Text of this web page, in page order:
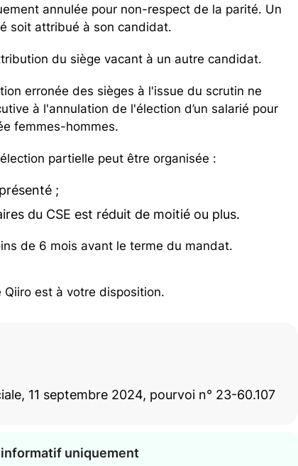
annulée pour non-respect de la parité. Un
soit attribué à son candidat.
du siège vacant à un autre candidat.
erronée des sièges à l'issue du scrutin ne
à l'annulation de l'élection d’un salarié pour
femmes-hommes.
partielle peut être organisée :
;
du CSE est réduit de moitié ou plus.
de 6 mois avant le terme du mandat.
Qiiro est à votre disposition.
11 septembre 2024, pourvoi n° 23-60.107
uniquement